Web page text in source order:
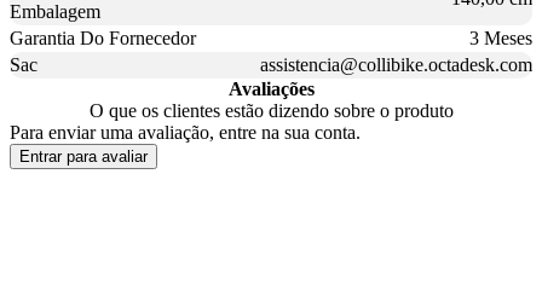
Embalagem
Garantia Do Fornecedor
3 Meses
Sac
assistencia@collibike.octadesk.com
Avaliações
O que os clientes estão dizendo sobre o produto
Para enviar uma avaliação, entre na sua conta.
Entrar para avaliar